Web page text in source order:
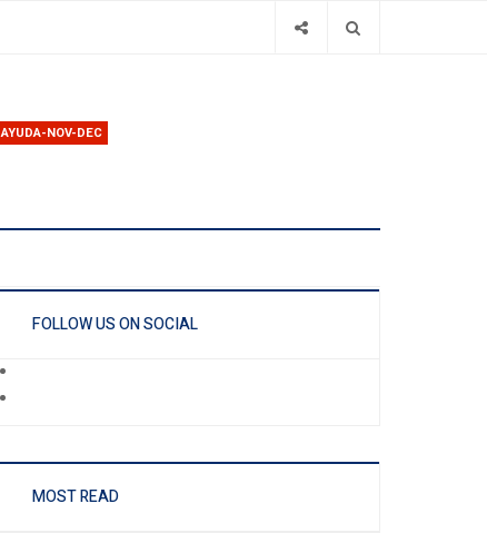
AYUDA-NOV-DEC
FOLLOW US ON SOCIAL
MOST READ